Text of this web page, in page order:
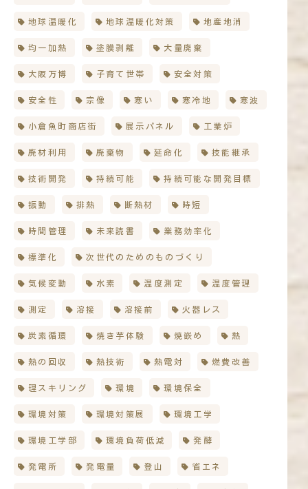
地球温暖化 地球温暖化対策 地産地消
均一加熱 塗膜剥離 大量廃棄
大阪万博 子育て世帯 安全対策
安全性 宗像 寒い 寒冷地 寒波
小倉魚町商店街 展示パネル 工業炉
廃材利用 廃棄物 延命化 技能継承
技術開発 持続可能 持続可能な開発目標
振動 排熱 断熱材 時短
時間管理 未来読書 業務効率化
標準化 次世代のためのものづくり
気候変動 水素 温度測定 温度管理
測定 溶接 溶接前 火器レス
炭素循環 焼き芋体験 焼嵌め 熱
熱の回収 熱技術 熱電対 燃費改善
理スキリング 環境 環境保全
環境対策 環境対策展 環境工学
環境工学部 環境負荷低減 発酵
発電所 発電量 登山 省エネ